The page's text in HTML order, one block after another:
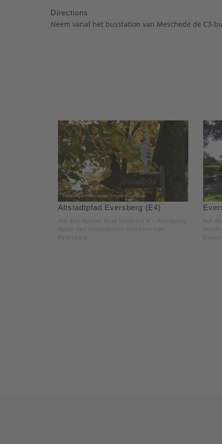
Directions
Neem vanaf het busstation van Meschede de
Altstadtpfad Eversberg (E4)
Auf den Spuren Graf Gottfried´s – Rundgang
durch den historischen Ortskern von
Eversberg
Auf